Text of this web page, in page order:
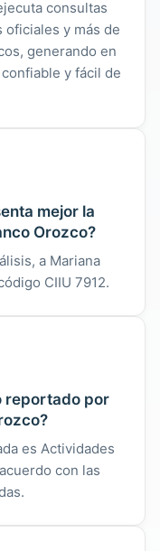
consultas
y más de
generando en
y fácil de
mejor la
Orozco?
a Mariana
CIIU 7912.
reportado por
es Actividades
con las